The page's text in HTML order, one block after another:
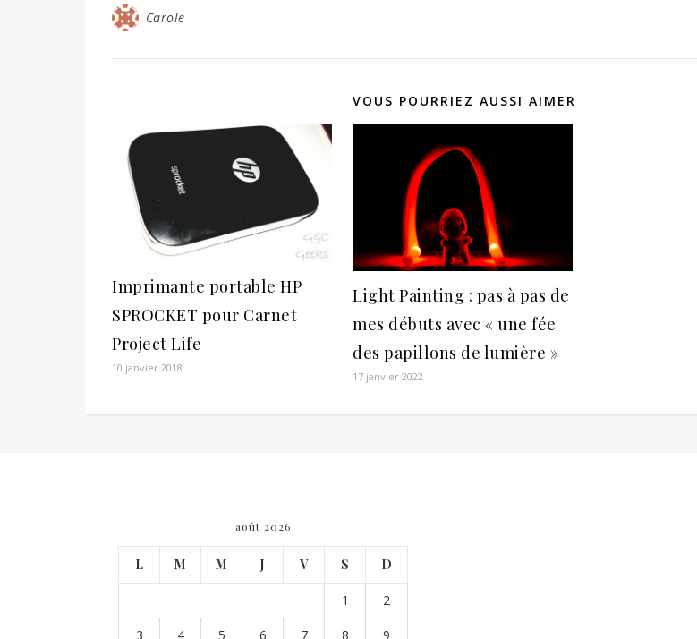
Carole
VOUS POURRIEZ AUSSI AIMER
Imprimante portable HP
SPROCKET pour Carnet
Project Life
10 janvier 2018
Light Painting : pas à pas de
mes débuts avec « une fée
des papillons de lumière »
17 janvier 2022
août 2026
L M M J V S D
1 2
3 4 5 6 7 8 9